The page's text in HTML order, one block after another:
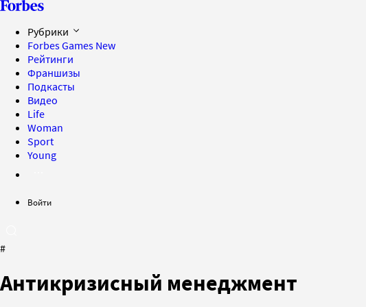
Рубрики
Forbes Games New
Рейтинги
Франшизы
Подкасты
Видео
Life
Woman
Sport
Young
Войти
#
Антикризисный менеджмент